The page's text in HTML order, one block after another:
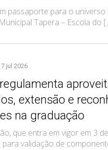
passaporte para o universo
Tapera – Escola do
jul 2026
extensão e
na graduação
que entra em vigor em 3
validação de